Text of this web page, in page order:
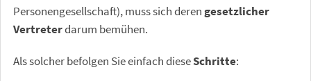
Personengesellschaft), muss sich derengesetzlicher
Vertreterdarum bemühen.
Als solcher befolgen Sie einfach dieseSchritte: